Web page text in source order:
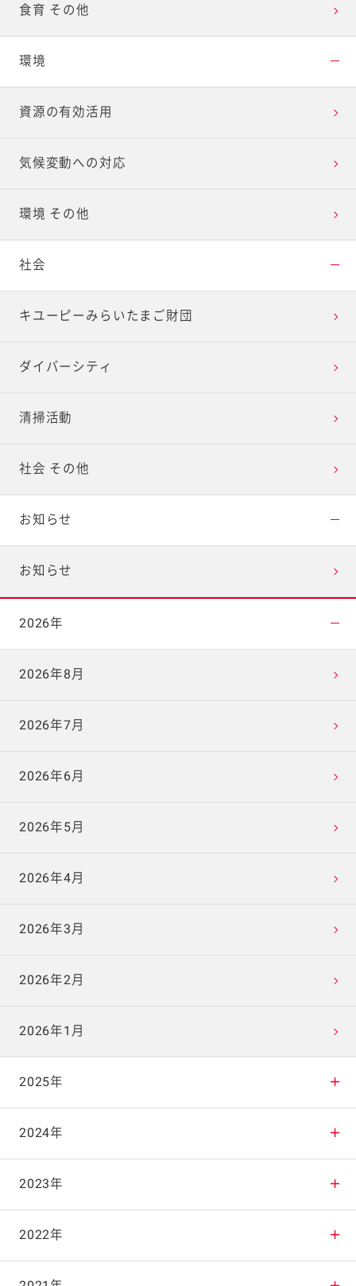
食育 その他
環境
資源の有効活用
気候変動への対応
環境 その他
社会
キユーピーみらいたまご財団
ダイバーシティ
清掃活動
社会 その他
お知らせ
お知らせ
2026年
2026年8月
2026年7月
2026年6月
2026年5月
2026年4月
2026年3月
2026年2月
2026年1月
2025年
2025年12月
2025年11月
2025年10月
2024年
2024年12月
2024年11月
2023年
2023年12月
2022年